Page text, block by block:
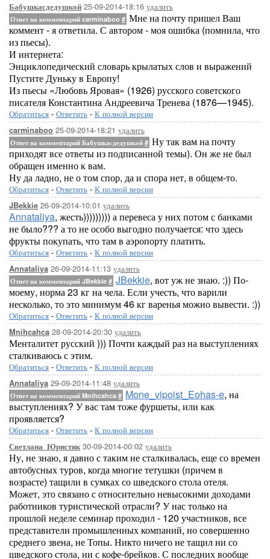
Бабушкасдедушкой 25-09-2014-18:16 удалить
Ответ на комментарий carminaboo # Мне на почту пришел Ваш
коммент - я ответила. С автором - моя ошибка (помнила, что
из пьесы).
И интернета:
Энциклопедический словарь крылатых слов и выражений
Пустите Дуньку в Европу!
Из пьесы «Любовь Яровая» (1926) русского советского
писателя Константина Андреевича Тренева (1876—1945).
Обратиться - Ответить - К полной версии
carminaboo 25-09-2014-18:21 удалить
Ответ на комментарий Бабушкасдедушкой # Ну так вам на почту
приходят все ответы из подписанной темы). Он же не был
обращен именно к вам.
Ну да ладно, не о том спор, да и спора нет, в общем-то.
Обратиться - Ответить - К полной версии
JBekkie 26-09-2014-10:01 удалить
Annataliya, жесть))))))))) а перевеса у них потом с банками
не было??? а то не особо выгодно получается: что здесь
фрукты покупать, что там в аэропорту платить.
Обратиться - Ответить - К полной версии
Annataliya 26-09-2014-11:13 удалить
Ответ на комментарий JBekkie # JBekkie, вот уж не знаю. :)) По-
моему, норма 23 кг на чела. Если учесть, что варили
несколько, то это минимум 46 кг варенья можно вывести. :))
Обратиться - Ответить - К полной версии
Mnihcahca 28-09-2014-20:30 удалить
Менталитет русский ))) Почти каждый раз на выступлениях
сталкиваюсь с этим.
Обратиться - Ответить - К полной версии
Annataliya 29-09-2014-11:48 удалить
Ответ на комментарий Mnihcahca # Mone_vipoist_Eohas-e, на
выступлениях? У вас там тоже фуршеты, или как
проявляется?
Обратиться - Ответить - К полной версии
Светлана_Юристик30-09-2014-00:02 удалить
Ну, не знаю, я давно с таким не сталкивалась, еще со времен
автобусных туров, когда многие тетушки (причем в
возрасте) тащили в сумках со шведского стола отеля.
Может, это связано с относительно невысокими доходами
работников туристической отрасли? У нас только на
прошлой неделе семинар проходил - 120 участников, все
представители промышленных компаний, но совершенно
среднего звена, не Топы. Никто ничего не тащил ни со
шведского стола, ни с кофе-брейков. С последних вообще